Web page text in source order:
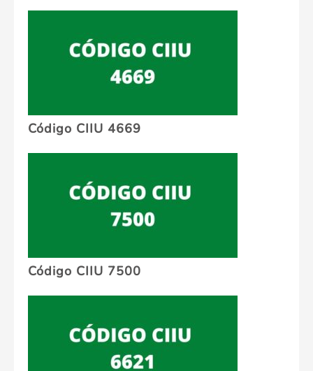
Código CIIU 4669
Código CIIU 7500